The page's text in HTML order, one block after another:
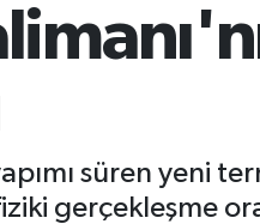
süren yeni
gerçekleşme